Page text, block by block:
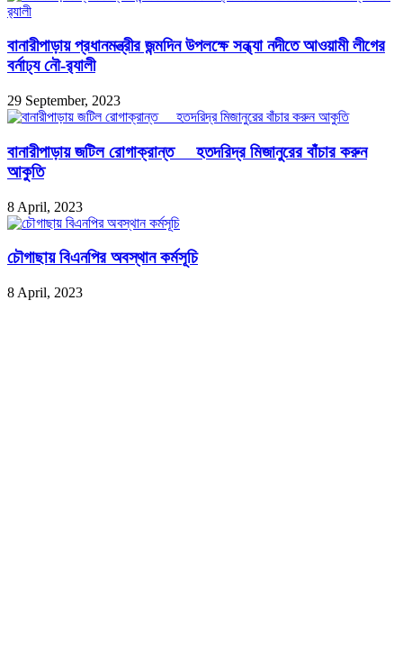
বানারীপাড়ায় প্রধানমন্ত্রীর জন্মদিন উপলক্ষে সন্ধ্যা নদীতে আওয়ামী লীগের
বর্নাঢ্য নৌ-র‌্যালী
29 September, 2023
বানারীপাড়ায় জটিল রোগাক্রান্ত হতদরিদ্র মিজানুরের বাঁচার করুন
আকুতি
8 April, 2023
চৌগাছায় বিএনপির অবস্থান কর্মসূচি
8 April, 2023